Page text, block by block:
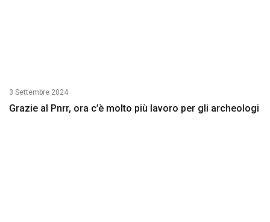
3 Settembre 2024
Grazie al Pnrr, ora c’è molto più lavoro per gli archeologi